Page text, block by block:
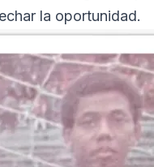
la oportunidad.